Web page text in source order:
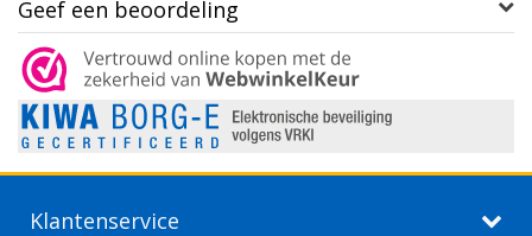
Geef een beoordeling
Klantenservice